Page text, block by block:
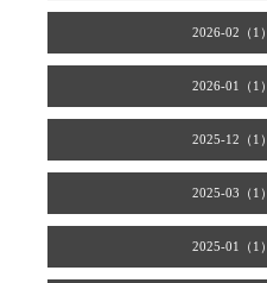
2026-02（1）
2026-01（1）
2025-12（1）
2025-03（1）
2025-01（1）